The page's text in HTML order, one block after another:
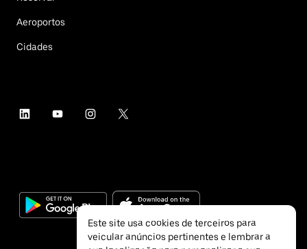
Aeroportos
Cidades
Este site usa cookies de terceiros para
veicular anúncios pertinentes e lembrar a